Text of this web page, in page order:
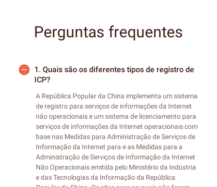
Perguntas frequentes
1. Quais são os diferentes tipos de registro de
ICP?
A República Popular da China implementa um sistema
de registro para serviços de informações da Internet
não operacionais e um sistema de licenciamento para
serviços de informações da Internet operacionais com
base nas Medidas para Administração de Serviços de
Informação da Internet para e as Medidas para a
Administração de Serviços de Informação da Internet
Não Operacionais emitida pelo Ministério da Indústria
e das Tecnologias da Informação da República